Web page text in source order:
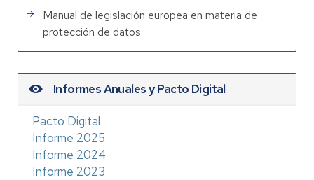
Manual de legislación europea en materia de
protección de datos
Informes Anuales y Pacto Digital
Pacto Digital
Informe 2025
Informe 2024
Informe 2023